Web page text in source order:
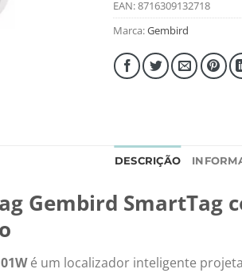
EAN:8716309132718
Marca:Gembird
DESCRIÇÃO
Gembird
é um localizador inteligente